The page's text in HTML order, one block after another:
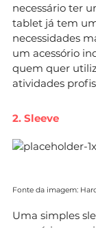
necessário ter
tablet já tem
necessidades
um acessório
quem quer
atividades
2. Sleeve
Fonte da imagem:
Uma simples